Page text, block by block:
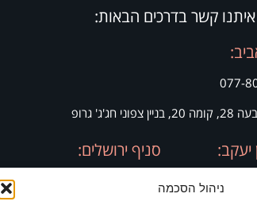
ניהול הסכמה
איתנו קשר בדרכים הבאות:
077-
חג'ג' גרופ
יעקב:
077-
סניף ירושלים: